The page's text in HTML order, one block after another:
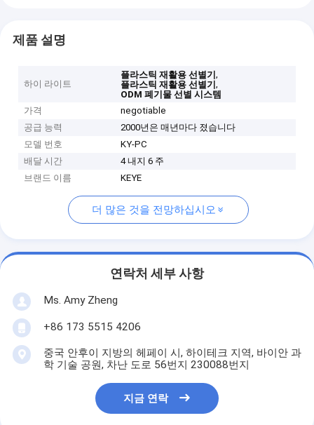
제품 설명
하이 라이트
플라스틱 재활용 선별기,
플라스틱 재활용 선별기,
ODM 폐기물 선별 시스템
가격
negotiable
공급 능력
2000년은 매년마다 졌습니다
모델 번호
KY-PC
배달 시간
4 내지 6 주
브랜드 이름
KEYE
더 많은 것을 전망하십시오
연락처 세부 사항
Ms. Amy Zheng
+86 173 5515 4206
중국 안후이 지방의 헤페이 시, 하이테크 지역, 바이안 과
학 기술 공원, 차난 도로 56번지 230088번지
지금 연락